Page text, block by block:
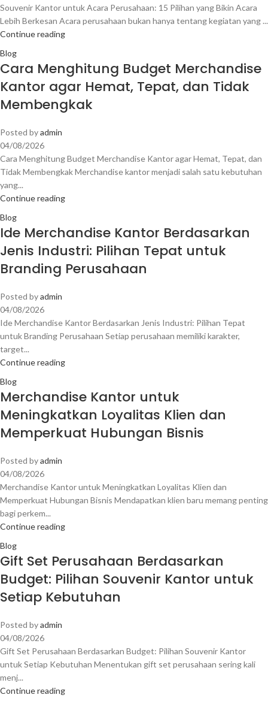
Souvenir Kantor untuk Acara Perusahaan: 15 Pilihan yang Bikin Acara
Lebih Berkesan Acara perusahaan bukan hanya tentang kegiatan yang ...
Continue reading
Blog
Cara Menghitung Budget Merchandise
Kantor agar Hemat, Tepat, dan Tidak
Membengkak
Posted byadmin
04/08/2026
Cara Menghitung Budget Merchandise Kantor agar Hemat, Tepat, dan
Tidak Membengkak Merchandise kantor menjadi salah satu kebutuhan
yang...
Continue reading
Blog
Ide Merchandise Kantor Berdasarkan
Jenis Industri: Pilihan Tepat untuk
Branding Perusahaan
Posted byadmin
04/08/2026
Ide Merchandise Kantor Berdasarkan Jenis Industri: Pilihan Tepat
untuk Branding Perusahaan Setiap perusahaan memiliki karakter,
target...
Continue reading
Blog
Merchandise Kantor untuk
Meningkatkan Loyalitas Klien dan
Memperkuat Hubungan Bisnis
Posted byadmin
04/08/2026
Merchandise Kantor untuk Meningkatkan Loyalitas Klien dan
Memperkuat Hubungan Bisnis Mendapatkan klien baru memang penting
bagi perkem...
Continue reading
Blog
Gift Set Perusahaan Berdasarkan
Budget: Pilihan Souvenir Kantor untuk
Setiap Kebutuhan
Posted byadmin
04/08/2026
Gift Set Perusahaan Berdasarkan Budget: Pilihan Souvenir Kantor
untuk Setiap Kebutuhan Menentukan gift set perusahaan sering kali
menj...
Continue reading